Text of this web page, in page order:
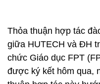
Thỏa thuận hợp tác
giữa HUTECH và ĐH
chức Giáo dục FPT
được ký kết hôm qua,